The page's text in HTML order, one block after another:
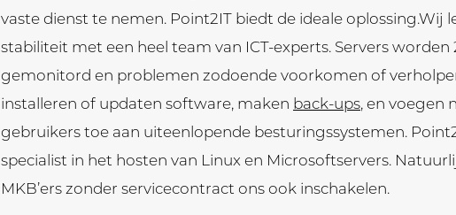
vaste dienst te nemen. Point2IT biedt de ideale oplossing.Wij
stabiliteit met een heel team van ICT-experts. Servers worden
gemonitord en problemen zodoende voorkomen of
installeren of updaten software, maken back-ups, en voegen
gebruikers toe aan uiteenlopende besturingssystemen.
specialist in het hosten van Linux en Microsoftservers.
MKB’ers zonder servicecontract ons ook inschakelen.